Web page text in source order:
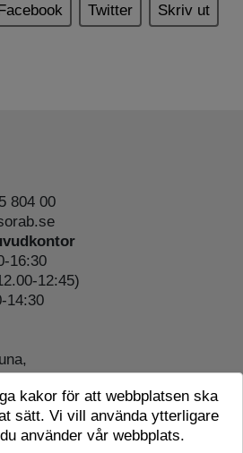
Twitter Skriv ut
804 00
16:30
12:45)
14:30
4022
kakor för att webbplatsen ska
sätt. Vi vill använda ytterligare
använder vår webbplats.